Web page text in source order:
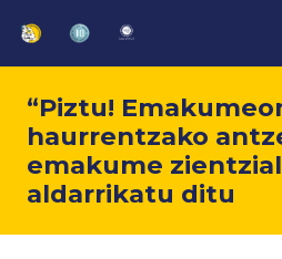
“Piztu!
haurrentzako
emakume
aldarrikatu ditu